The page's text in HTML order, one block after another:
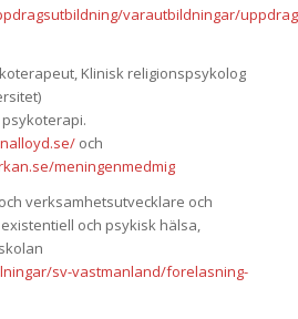
varautbildningar/
Klinisk religionspsykolog
och
meningenmedmig
verksamhetsutvecklare och
och psykisk hälsa,
sv-vastmanland/forelasning-